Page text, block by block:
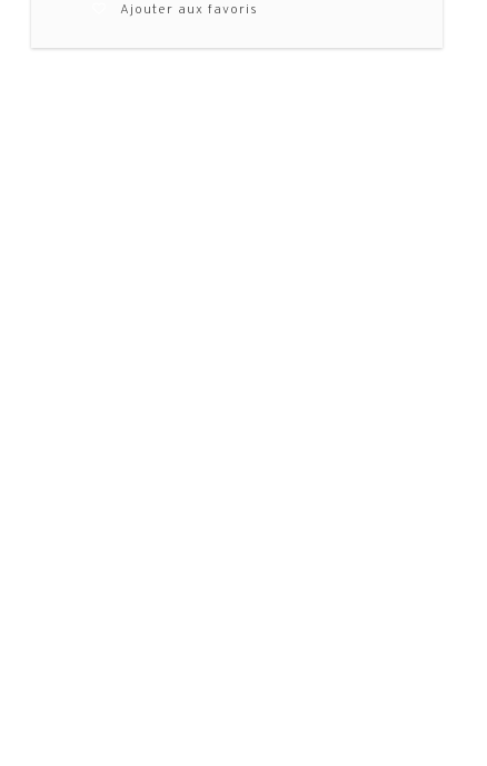
Ajouter aux favoris